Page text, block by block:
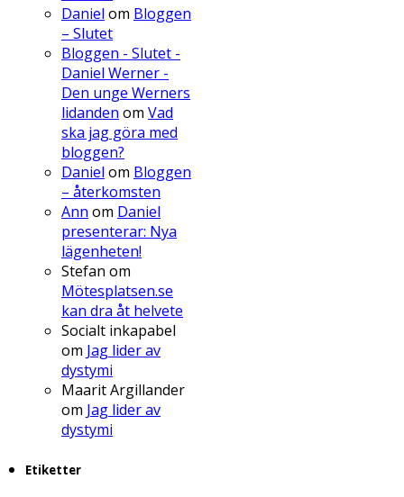
Daniel om Bloggen
– Slutet
Bloggen - Slutet -
Daniel Werner -
Den unge Werners
lidanden om Vad
ska jag göra med
bloggen?
Daniel om Bloggen
– återkomsten
Ann om Daniel
presenterar: Nya
lägenheten!
Stefan om
Mötesplatsen.se
kan dra åt helvete
Socialt inkapabel
om Jag lider av
dystymi
Maarit Argillander
om Jag lider av
dystymi
Etiketter